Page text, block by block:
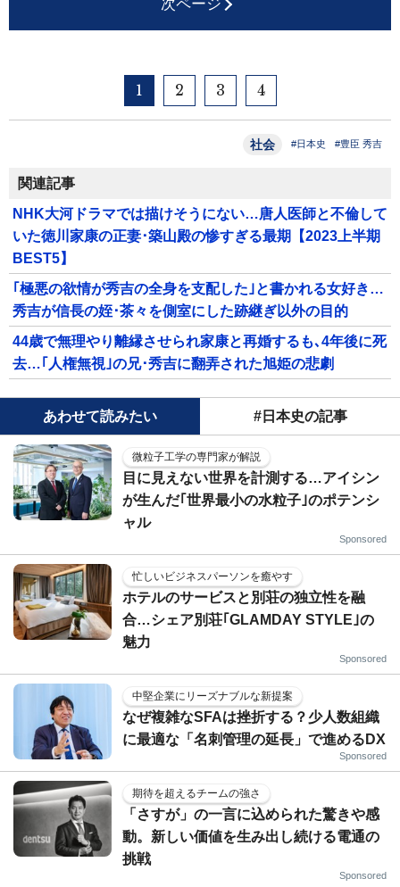
次ページ
1 2 3 4
社会 #日本史 #豊臣 秀吉
関連記事
NHK大河ドラマでは描けそうにない…唐人医師と不倫して
いた徳川家康の正妻･築山殿の惨すぎる最期【2023上半期
BEST5】
｢極悪の欲情が秀吉の全身を支配した｣と書かれる女好き…
秀吉が信長の姪･茶々を側室にした跡継ぎ以外の目的
44歳で無理やり離縁させられ家康と再婚するも､4年後に死
去…｢人権無視｣の兄･秀吉に翻弄された旭姫の悲劇
あわせて読みたい #日本史の記事
微粒子工学の専門家が解説
目に見えない世界を計測する…アイシン
が生んだ｢世界最小の水粒子｣のポテンシ
ャル
Sponsored
忙しいビジネスパーソンを癒やす
ホテルのサービスと別荘の独立性を融
合…シェア別荘｢GLAMDAY STYLE｣の
魅力
Sponsored
中堅企業にリーズナブルな新提案
なぜ複雑なSFAは挫折する？少人数組織
に最適な「名刺管理の延長」で進めるDX
Sponsored
期待を超えるチームの強さ
「さすが」の一言に込められた驚きや感
動。新しい価値を生み出し続ける電通の
挑戦
Sponsored